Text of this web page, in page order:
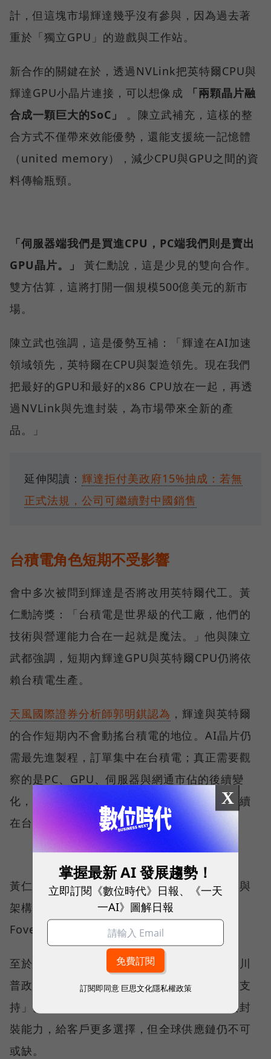
計，但這塊市場輝達幾乎沒有參與，因為過去著
重於「獨立GPU」的遊戲與工作站。
新合作的關鍵在於，透過NVLink把英特爾CPU與
輝達GPU小晶片連接，可以想像成
「兩顆晶片融
合成一顆巨大的SoC」
。陳立武補充，這樣的整
合方式不僅帶來效能優勢，還能支援統一記憶體
（united memory），減少CPU與GPU之間的資
料傳輸瓶頸。
「伺服器端我們是買進CPU，PC端我們則是賣出
GPU晶片。」
黃仁勳說，這是少見的雙向合作。
雙方估算，這將打開一個規模500億美元的新市
場。
陳立武也強調，這是優勢互補：「輝達在AI加速
領域領先，英特爾在CPU與製造領先。現在我們
把最好的GPU和最好的x86 CPU放在一起，再透
過NVLink與先進封裝，為市場帶來全新的產
品。」
延伸閱讀： 輝達拒付美政府15%抽成：若無
正式法規，公司可繼續對中國銷售
台積電角色短期不受影響
會中多次被問到輝達是否將改用英特爾代工。黃
仁勳誇獎：「台積電是世界級的代工廠，他們的
技術與營運能力合在一起就是魔法。」他與陳立
武都強調，短期內輝達GPU與英特爾CPU仍將依
賴台積電生產。
天風國際證券分析師郭明錤認為 ，輝達與英特爾
的合作短期內不會動搖台積電的地位。AI晶片仍
需最先進製程，訂單集中在台積電；真正需要觀
察的是PC、GPU、伺服器與網通市佔的後續變
化，可能會擠壓到其他訂單。但考量雙方仍持續
在台積電投片，整體風險可控。
黃仁勳與陳立武皆強調，目前合作重點是產品與
架構，不是代工。但未來，雙方可能會在
Foveros、EMIB等先進封裝技術上展開合作。
至於美國製造議題，黃仁勳表示，這次合作與川
普政府無直接關聯，但相信美國政府會「非常支
持」。英特爾則表示，將持續提升在地產能與封
裝能力，給客戶更多選擇，但全球供應鏈仍不可
或缺。
X
掌握最新 AI 發展趨勢！
立即訂閱《數位時代》日報、《一天
一AI》圖解日報
訂閱即同意 巨思文化隱私權政策